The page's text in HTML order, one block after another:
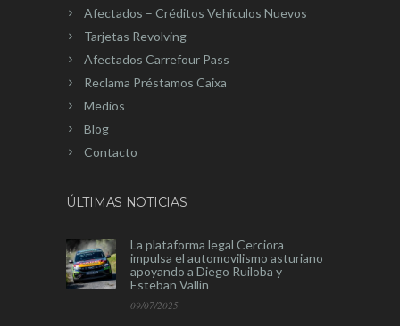
Afectados – Créditos Vehículos Nuevos
Tarjetas Revolving
Afectados Carrefour Pass
Reclama Préstamos Caixa
Medios
Blog
Contacto
ÚLTIMAS NOTICIAS
La plataforma legal Cerciora
impulsa el automovilismo asturiano
apoyando a Diego Ruiloba y
Esteban Vallín
09/07/2025